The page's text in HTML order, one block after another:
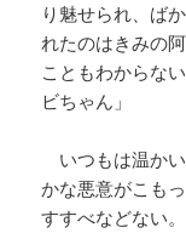
り魅せられ、ば
れたのはきみの
こともわからな
ビちゃん」
いつもは温か
かな悪意がこも
すすべなどない